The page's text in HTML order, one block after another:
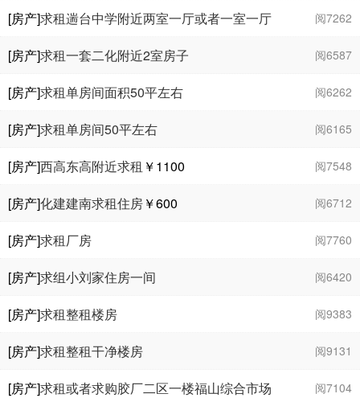
阅7262
[房产]求租遄台中学附近两室一厅或者一室一厅
阅6587
[房产]求租一套二化附近2室房子
阅6262
[房产]求租单房间面积50平左右
阅6165
[房产]求租单房间50平左右
阅7548
[房产]西高东高附近求租 ￥1100
阅6712
[房产]化建建南求租住房￥600
阅7760
[房产]求租厂房
阅6420
[房产]求组小刘家住房一间
阅9383
[房产]求租整租楼房
阅9131
[房产]求租整租干净楼房
阅7104
[房产]求租或者求购胶厂二区一楼福山综合市场